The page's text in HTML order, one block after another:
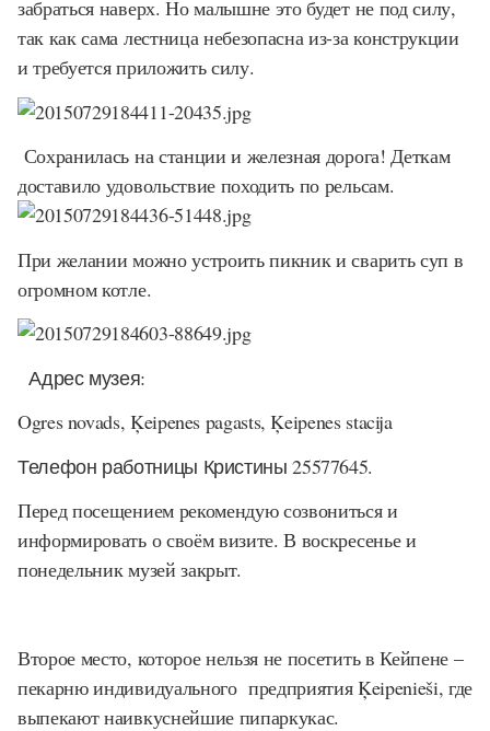
забраться наверх. Но малышне это будет не под силу,
так как сама лестница небезопасна из-за конструкции
и требуется приложить силу.
Сохранилась на станции и железная дорога! Деткам
доставило удовольствие походить по рельсам.
При желании можно устроить пикник и сварить суп в
огромном котле.
Адрес музея:
Ogres novads, Ķeipenes pagasts, Ķeipenes stacija
Телефон работницы Кристины 25577645.
Перед посещением рекомендую созвониться и
информировать о своём визите. В воскресенье и
понедельник музей закрыт.
Второе место, которое нельзя не посетить в Кейпене –
пекарню индивидуального предприятияĶeipenieši, где
выпекают наивкуснейшие пипаркукас.